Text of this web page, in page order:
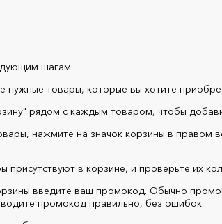
шагам:
нужные товары, которые вы хотите
рядом с каждым товаром, чтобы
нажмите на значок корзины в правом
в корзине, и проверьте их
введите ваш промокод. Обычно
промокод правильно, без ошибок.